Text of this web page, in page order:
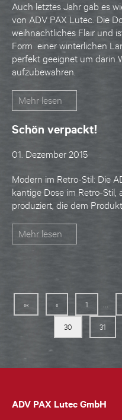
Auch letztes Jahr gab es
von ADV PAX Lutec. Die
weihnachtliches Flair und
Form einer winterlichen
perfekt geeignet um darin
aufzubewahren.
Mehr lesen
Schön verpackt!
01. Dezember 2015
Modern im Retro-Stil: Die
kantige Dose im Retro-Stil,
produziert, die dem
Mehr lesen
«« « 1 ...
30 31
ADV PAX Lutec GmbH